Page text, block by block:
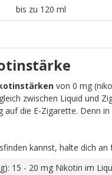
bis zu 120 ml
von 0 mg
zwischen Liquid und
die E-Zigarette. Denn
kannst, halte dich an
15 - 20 mg Nikotin im